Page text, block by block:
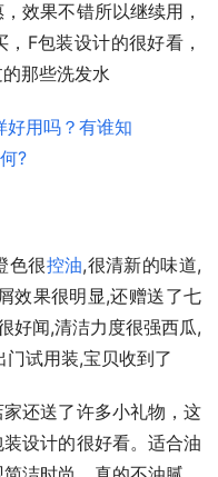
效果不错所以继续用，
F包装设计的很好看，
那些洗发水
色很控油,很清新的味道,
效果很明显,还赠送了七
好闻,清洁力度很强西瓜,
试用装,宝贝收到了
还送了许多小礼物，这
设计的很好看。适合油